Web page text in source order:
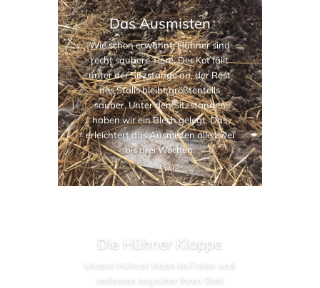
Das Ausmisten
Wie schon erwähnt: Hühner sind
recht saubere Tiere. Der Kot fällt
unter der Sitzstange an, der Rest
des Stalls bleibt größtenteils
sauber. Unter den Sitzstangen
haben wir ein Blech gelegt. Das
erleichtert das Ausmisten alle zwei
bis drei Wochen.
Die Hühner Klappe
Unsere Hühner leben im Freien und
verlassen tagsüber ihren Stall